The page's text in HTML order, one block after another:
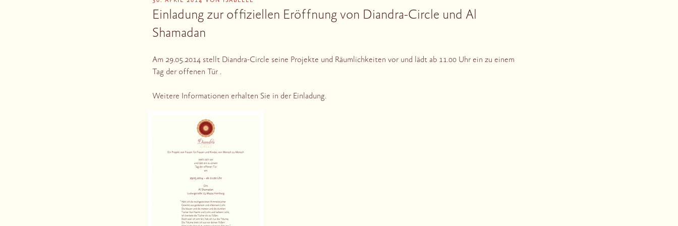
Einladung zur offiziellen Eröffnung von Diandra-Circle und Al
Shamadan
Am 29.05.2014 stellt Diandra-Circle seine Projekte und Räumlichkeiten vor und lädt ab 11.00 Uhr ein zu einem
Tag der offenen Tür .
Weitere Informationen erhalten Sie in der Einladung.